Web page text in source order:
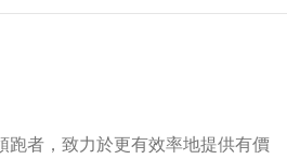
跑者，致力於更有效率地提供有價